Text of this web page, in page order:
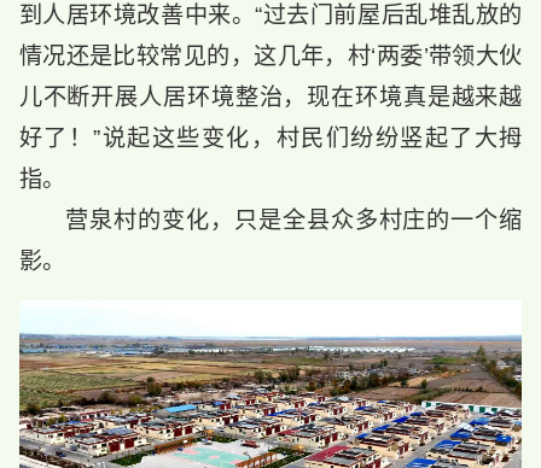
到人居环境改善中来。“过去门前屋后乱堆乱放的
情况还是比较常见的，这几年，村‘两委’带领大伙
儿不断开展人居环境整治，现在环境真是越来越
好了！”说起这些变化，村民们纷纷竖起了大拇
指。
营泉村的变化，只是全县众多村庄的一个缩
影。